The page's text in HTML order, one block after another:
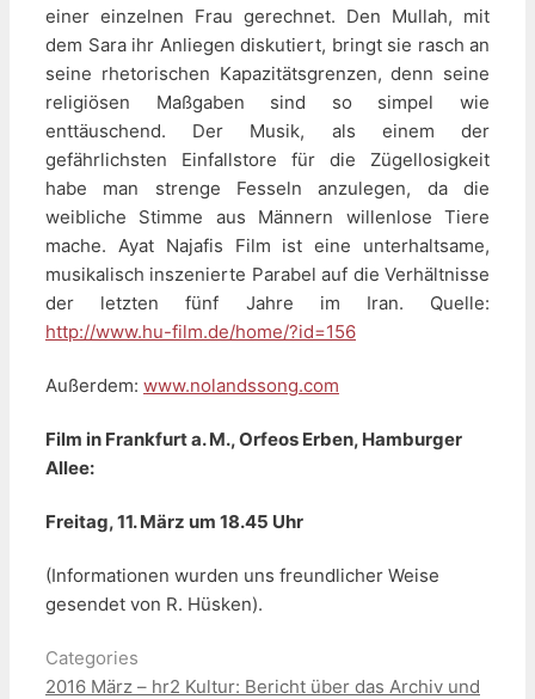
einer einzelnen Frau gerechnet. Den Mullah, mit
dem Sara ihr Anliegen diskutiert, bringt sie rasch an
seine rhetorischen Kapazitätsgrenzen, denn seine
religiösen Maßgaben sind so simpel wie
enttäuschend. Der Musik, als einem der
gefährlichsten Einfallstore für die Zügellosigkeit
habe man strenge Fesseln anzulegen, da die
weibliche Stimme aus Männern willenlose Tiere
mache. Ayat Najafis Film ist eine unterhaltsame,
musikalisch inszenierte Parabel auf die Verhältnisse
der letzten fünf Jahre im Iran. Quelle:
http://www.hu-film.de/home/?id=156
Außerdem: www.nolandssong.com
Film in Frankfurt a. M., Orfeos Erben, Hamburger
Allee:
Freitag, 11. März um 18.45 Uhr
(Informationen wurden uns freundlicher Weise
gesendet von R. Hüsken).
Categories
2016 März – hr2 Kultur: Bericht über das Archiv und